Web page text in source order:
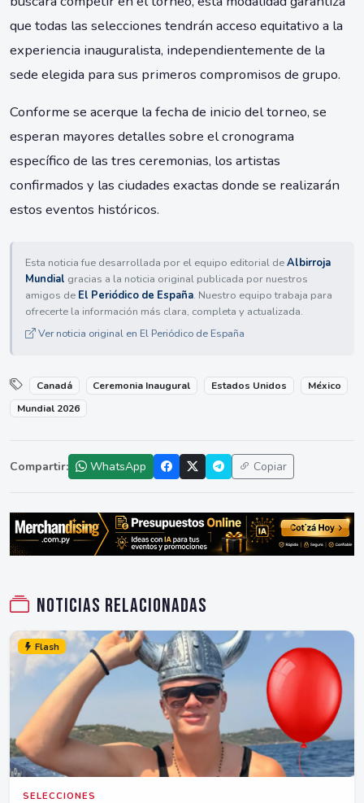
que todas las selecciones tendrán acceso equitativo a la
experiencia inauguralista, independientemente de la
sede elegida para sus primeros compromisos de grupo.
Conforme se acerque la fecha de inicio del torneo, se
esperan mayores detalles sobre el cronograma
específico de las tres ceremonias, los artistas
confirmados y las ciudades exactas donde se realizarán
estos eventos históricos.
Esta noticia fue desarrollada por el equipo editorial deAlbirroja
Mundial gracias a la noticia original publicada por nuestros
amigos de El Periódico de España. Nuestro equipo trabaja para
ofrecerte la información más clara, completa y actualizada.
Ver noticia original en El Periódico de España
Canadá Ceremonia Inaugural Estados Unidos
México
Mundial 2026
Compartir: WhatsApp Copiar
Noticias relacionadas
Flash
SELECCIONES